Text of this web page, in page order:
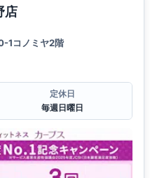
店
1コノミヤ2階
定休日
毎週日曜日